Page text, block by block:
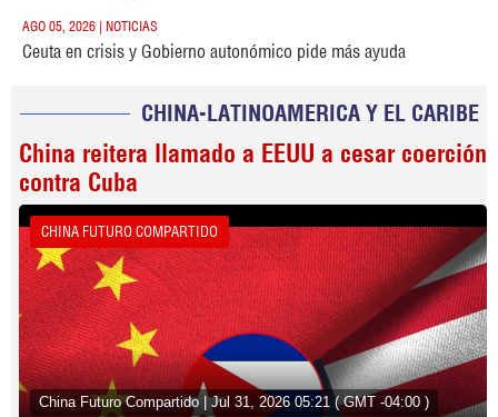
AGO 05, 2026 | NOTICIAS
Ceuta en crisis y Gobierno autonómico pide más ayuda
CHINA-LATINOAMERICA Y EL CARIBE
China reitera llamado a EEUU a cesar coerción
contra Cuba
CHINA FUTURO COMPARTIDO
China Futuro Compartido | Jul 31, 2026 05:21 ( GMT -04:00 )